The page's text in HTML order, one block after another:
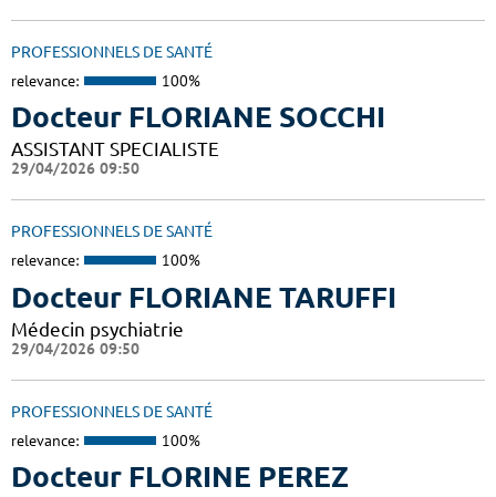
PROFESSIONNELS DE SANTÉ
relevance: 100%
Docteur FLORIANE SOCCHI
ASSISTANT SPECIALISTE
29/04/2026 09:50
PROFESSIONNELS DE SANTÉ
relevance: 100%
Docteur FLORIANE TARUFFI
Médecin psychiatrie
29/04/2026 09:50
PROFESSIONNELS DE SANTÉ
relevance: 100%
Docteur FLORINE PEREZ